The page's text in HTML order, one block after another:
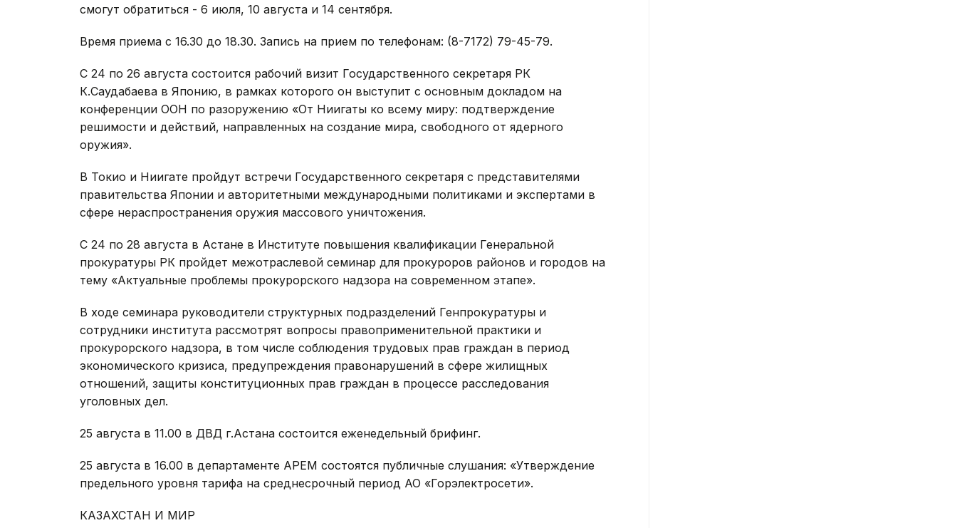
смогут обратиться - 6 июля, 10 августа и 14 сентября.
Время приема с 16.30 до 18.30. Запись на прием по телефонам: (8-7172) 79-45-79.
С 24 по 26 августа состоится рабочий визит Государственного секретаря РК
К.Саудабаева в Японию, в рамках которого он выступит с основным докладом на
конференции ООН по разоружению «От Ниигаты ко всему миру: подтверждение
решимости и действий, направленных на создание мира, свободного от ядерного
оружия».
В Токио и Ниигате пройдут встречи Государственного секретаря с представителями
правительства Японии и авторитетными международными политиками и экспертами в
сфере нераспространения оружия массового уничтожения.
С 24 по 28 августа в Астане в Институте повышения квалификации Генеральной
прокуратуры РК пройдет межотраслевой семинар для прокуроров районов и городов на
тему «Актуальные проблемы прокурорского надзора на современном этапе».
В ходе семинара руководители структурных подразделений Генпрокуратуры и
сотрудники института рассмотрят вопросы правоприменительной практики и
прокурорского надзора, в том числе соблюдения трудовых прав граждан в период
экономического кризиса, предупреждения правонарушений в сфере жилищных
отношений, защиты конституционных прав граждан в процессе расследования
уголовных дел.
25 августа в 11.00 в ДВД г.Астана состоится еженедельный брифинг.
25 августа в 16.00 в департаменте АРЕМ состоятся публичные слушания: «Утверждение
предельного уровня тарифа на среднесрочный период АО «Горэлектросети».
КАЗАХСТАН И МИР